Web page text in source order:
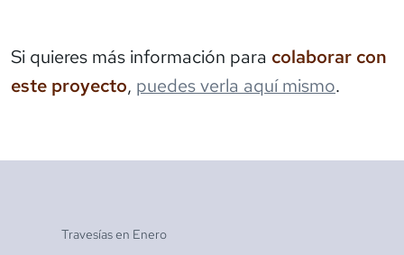
Si quieres más información para colaborar con
este proyecto, puedes verla aquí mismo.
Travesías en Enero